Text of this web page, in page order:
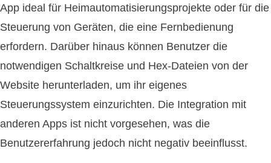
App ideal für Heimautomatisierungsprojekte oder für die
Steuerung von Geräten, die eine Fernbedienung
erfordern. Darüber hinaus können Benutzer die
notwendigen Schaltkreise und Hex-Dateien von der
Website herunterladen, um ihr eigenes
Steuerungssystem einzurichten. Die Integration mit
anderen Apps ist nicht vorgesehen, was die
Benutzererfahrung jedoch nicht negativ beeinflusst.